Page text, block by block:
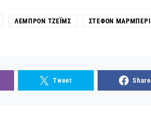
ΛΕΜΠΡΌΝ ΤΖΈΙΜΣ ΣΤΈΦΟΝ ΜΆΡΜΠΕΡΙ
Tweet Share